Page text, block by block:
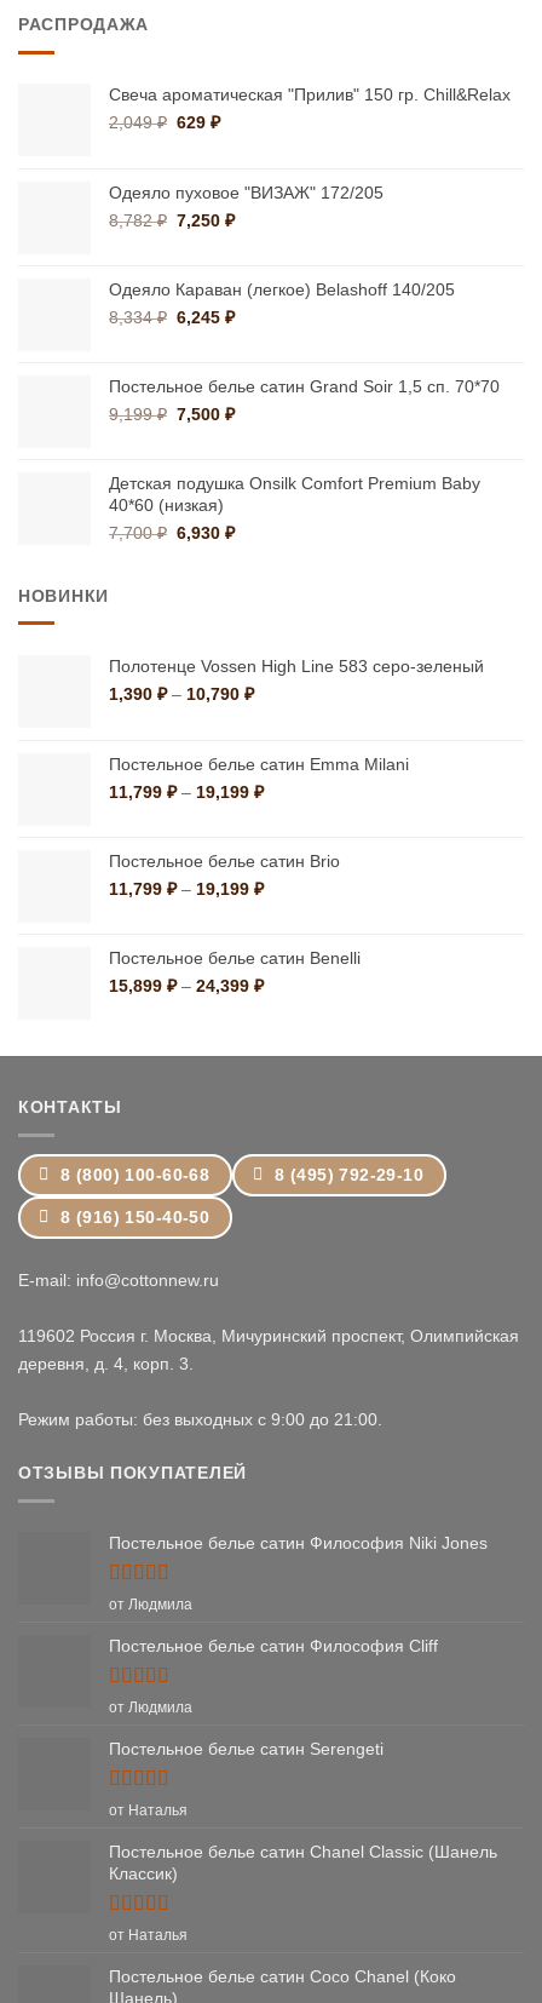
РАСПРОДАЖА
Свеча ароматическая "Прилив" 150 гр. Chill&Relax
2,049₽ Первоначальная
2,049 ₽.
629₽Текущая
Одеяло пуховое "ВИЗАЖ" 172/205
8,782₽ Первоначальная
8,782 ₽.
7,250₽Текущая
Одеяло Караван (легкое) Belashoff 140/205
8,334₽ Первоначальная
8,334 ₽.
6,245₽Текущая
Постельное белье сатин Grand Soir 1,5 сп. 70*70
9,199₽ Первоначальная
9,199 ₽.
7,500₽Текущая
Детская подушка Onsilk Comfort Premium Baby
40*60 (низкая)
7,700₽ Первоначальная
6,930₽Текущая
НОВИНКИ
Полотенце Vossen High Line 583 серо-зеленый
1,390 ₽ – 10,790 ₽Диапазон
–
10,790 ₽
Постельное белье сатин Emma Milani
11,799 ₽ – 19,199 ₽Диапазон
–
19,199 ₽
Постельное белье сатин Brio
11,799 ₽ – 19,199 ₽Диапазон
–
19,199 ₽
Постельное белье сатин Benelli
15,899 ₽ – 24,399 ₽Диапазон
–
КОНТАКТЫ
8 (800) 100-60-68 8 (495) 792-29-10
8 (916) 150-40-50
E-mail: info@cottonnew.ru
119602 Россия г. Москва, Мичуринский проспект, Олимпийская
деревня, д. 4, корп. 3.
Режим работы: без выходных с 9:00 до 21:00.
ОТЗЫВЫ ПОКУПАТЕЛЕЙ
Постельное белье сатин Философия Niki Jones
Оценка5
от Людмила
Постельное белье сатин Философия Cliff
Оценка5
от Людмила
Постельное белье сатин Serengeti
Оценка5
от Наталья
Постельное белье сатин Chanel Classic (Шанель
Классик)
Оценка5
от Наталья
Постельное белье сатин Coco Chanel (Коко
Шанель)